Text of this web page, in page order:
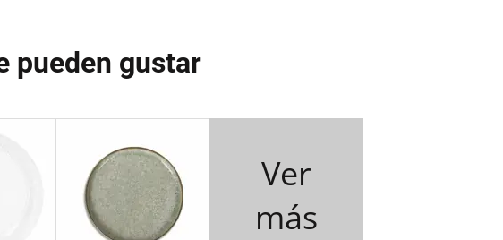
pueden gustar
Ver
más